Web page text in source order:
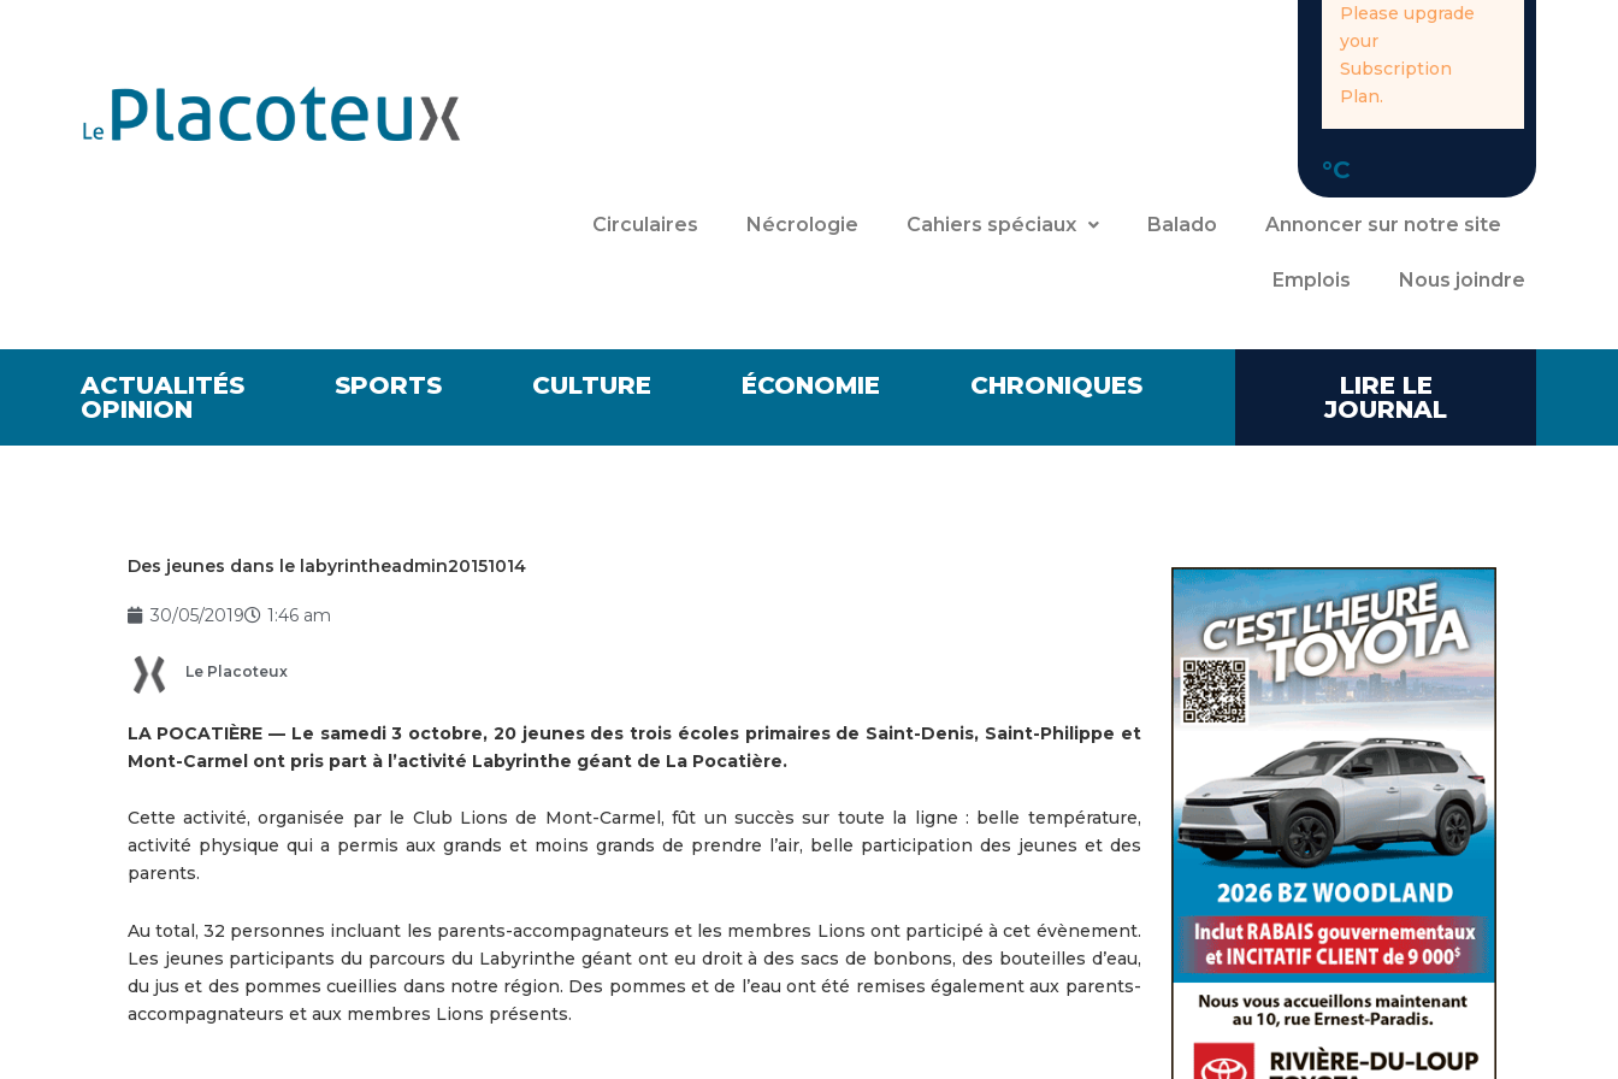
Please upgrade
your
Subscription
Plan.
°C
Circulaires Nécrologie Cahiers spéciaux Balado Annoncer sur notre site
Emplois Nous joindre
ACTUALITÉS SPORTS CULTURE ÉCONOMIE
CHRONIQUES
OPINION
LIRE LE
JOURNAL
Des jeunes dans le labyrintheadmin20151014
30/05/2019 1:46 am
Le Placoteux
LA POCATIÈRE — Le samedi 3 octobre, 20 jeunes des trois écoles primaires de Saint-Denis, Saint-Philippe et
Mont-Carmel ont pris part à l’activité Labyrinthe géant de La Pocatière.
Cette activité, organisée par le Club Lions de Mont-Carmel, fût un succès sur toute la ligne : belle température,
activité physique qui a permis aux grands et moins grands de prendre l’air, belle participation des jeunes et des
parents.
Au total, 32 personnes incluant les parents-accompagnateurs et les membres Lions ont participé à cet évènement.
Les jeunes participants du parcours du Labyrinthe géant ont eu droit à des sacs de bonbons, des bouteilles d’eau,
du jus et des pommes cueillies dans notre région. Des pommes et de l’eau ont été remises également aux parents-
accompagnateurs et aux membres Lions présents.